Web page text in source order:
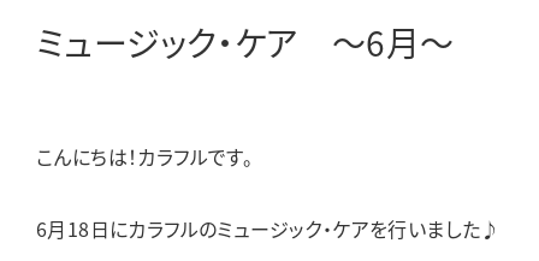
電話からのお問い合わせ
ウェブからのお問い合わせ
メールフォーム
ミュージック・ケア ～6月～
こんにちは！カラフルです。
6月18日にカラフルのミュージック・ケアを行いました♪